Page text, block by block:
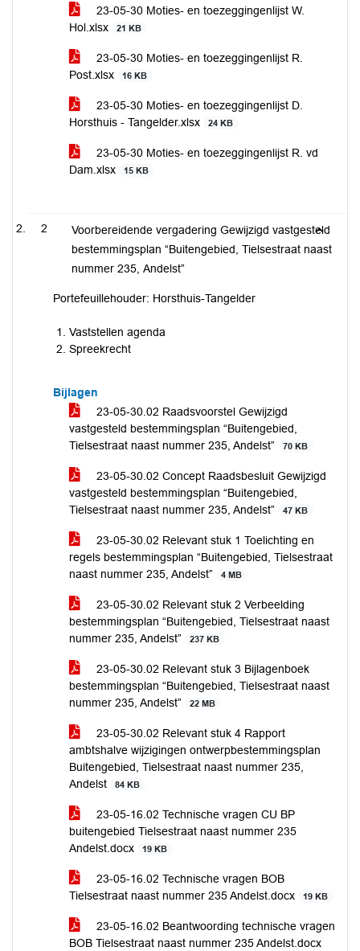
23-05-30 Moties- en toezeggingenlijst W.
Hol.xlsx
21 KB
23-05-30 Moties- en toezeggingenlijst R.
Post.xlsx
16 KB
23-05-30 Moties- en toezeggingenlijst D.
Horsthuis - Tangelder.xlsx
24 KB
23-05-30 Moties- en toezeggingenlijst R. vd
Dam.xlsx
15 KB
2
Voorbereidende vergadering Gewijzigd vastgesteld
bestemmingsplan “Buitengebied, Tielsestraat naast
nummer 235, Andelst”
Portefeuillehouder: Horsthuis-Tangelder
Vaststellen agenda
Spreekrecht
Bijlagen
23-05-30.02 Raadsvoorstel Gewijzigd
vastgesteld bestemmingsplan “Buitengebied,
Tielsestraat naast nummer 235, Andelst”
70 KB
23-05-30.02 Concept Raadsbesluit Gewijzigd
vastgesteld bestemmingsplan “Buitengebied,
Tielsestraat naast nummer 235, Andelst”
47 KB
23-05-30.02 Relevant stuk 1 Toelichting en
regels bestemmingsplan “Buitengebied, Tielsestraat
naast nummer 235, Andelst”
4 MB
23-05-30.02 Relevant stuk 2 Verbeelding
bestemmingsplan “Buitengebied, Tielsestraat naast
nummer 235, Andelst”
237 KB
23-05-30.02 Relevant stuk 3 Bijlagenboek
bestemmingsplan “Buitengebied, Tielsestraat naast
nummer 235, Andelst”
22 MB
23-05-30.02 Relevant stuk 4 Rapport
ambtshalve wijzigingen ontwerpbestemmingsplan
Buitengebied, Tielsestraat naast nummer 235,
Andelst
84 KB
23-05-16.02 Technische vragen CU BP
buitengebied Tielsestraat naast nummer 235
Andelst.docx
19 KB
23-05-16.02 Technische vragen BOB
Tielsestraat naast nummer 235 Andelst.docx
19 KB
23-05-16.02 Beantwoording technische vragen
BOB Tielsestraat naast nummer 235 Andelst.docx